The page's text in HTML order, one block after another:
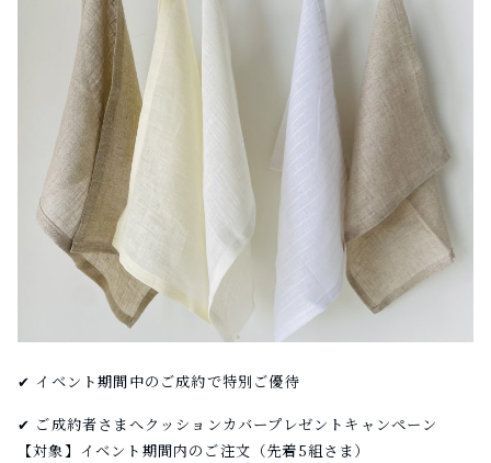
✔ イベント期間中のご成約で特別ご優待
✔ ご成約者さまへクッションカバープレゼントキャンペーン
【対象】イベント期間内のご注文（先着5組さま）